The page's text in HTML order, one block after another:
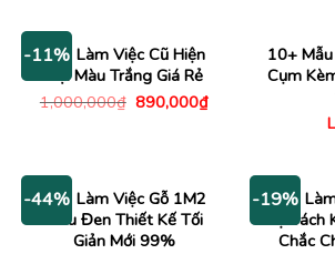
-11%
Bàn Làm Việc Cũ Hiện
Đại Màu Trắng Giá Rẻ
1,000,000₫ Giá
890,000₫Giá
10+
Cụm
-44%
Bàn Làm Việc Gỗ 1M2
Màu Đen Thiết Kế Tối
Giản Mới 99%
-19%
Bàn
Kệ Sách
Chắc